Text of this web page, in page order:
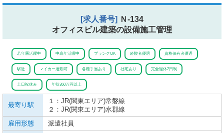
[求人番号] Ｎ-134
オフィスビル建築の設備施工管理
若年層活躍中 中高年活躍中 ブランクOK 経験者優遇 資格保有者優遇
駅近 マイカー通勤可 各種手当あり 社宅あり 完全週休2日制
土日祝休み 年収360万円以上
最寄り駅
１：JR(関東エリア)常磐線
２：JR(関東エリア)水郡線
雇用形態
派遣社員